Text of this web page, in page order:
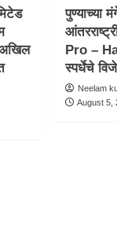
पुण्याच्या
Pro –
स्पर्धेचे
Neelam
August 5,